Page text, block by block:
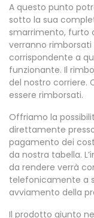
A questo punto
sotto la sua
smarrimento, furto
verranno
corrispondente a
funzionante. Il
del nostro corriere.
essere rimborsati.
Offriamo la
direttamente
pagamento dei
da nostra tabella.
da rendere verrà
telefonicamente a
avviamento della
Il prodotto giunto